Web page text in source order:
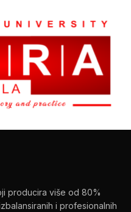
producira više od 80%
i profesionalnih